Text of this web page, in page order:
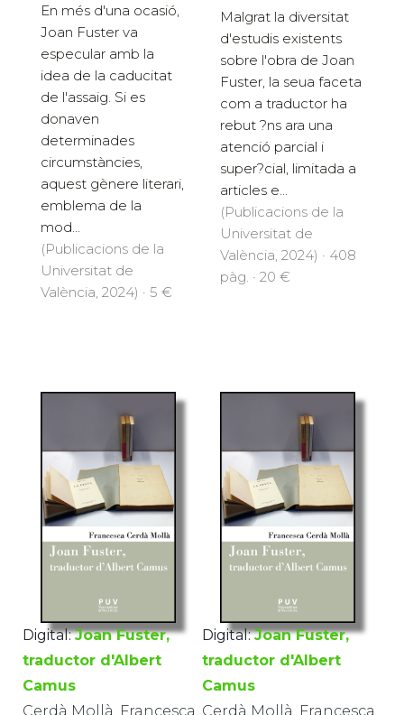
En més d'una ocasió,
Joan Fuster va
especular amb la
idea de la caducitat
de l'assaig. Si es
donaven
determinades
circumstàncies,
aquest gènere literari,
emblema de la
mod...
(Publicacions de la
Universitat de
València, 2024) · 5 €
Malgrat la diversitat
d'estudis existents
sobre l'obra de Joan
Fuster, la seua faceta
com a traductor ha
rebut ?ns ara una
atenció parcial i
super?cial, limitada a
articles e...
(Publicacions de la
Universitat de
València, 2024) · 408
pàg. · 20 €
Digital: Joan Fuster,
traductor d'Albert
Camus
Cerdà Mollà, Francesca
Digital: Joan Fuster,
traductor d'Albert
Camus
Cerdà Mollà, Francesca